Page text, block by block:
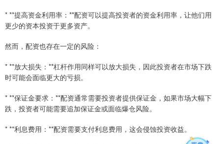
* **提高资金利用率：**配资可以提高投资者的资金利用率，让他们用
更少的资本投资于更多资产。
然而，配资也存在一定的风险：
* **放大损失：**杠杆作用同样可以放大损失，因此投资者在市场下跌
时可能会面临更大的亏损。
* **保证金要求：**配资通常需要投资者提供保证金，如果市场大幅下
跌，投资者可能需要追加保证金或面临爆仓风险。
* **利息费用：**配资需要支付利息费用，这会侵蚀投资收益。